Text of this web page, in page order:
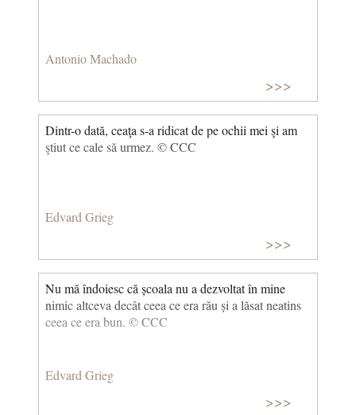
Antonio Machado
>>>
Dintr-o dată, ceaţa s-a ridicat de pe ochii mei şi am
ştiut ce cale să urmez. © CCC
Edvard Grieg
>>>
Nu mă îndoiesc că școala nu a dezvoltat în mine
nimic altceva decât ceea ce era rău și a lăsat neatins
ceea ce era bun. © CCC
Edvard Grieg
>>>